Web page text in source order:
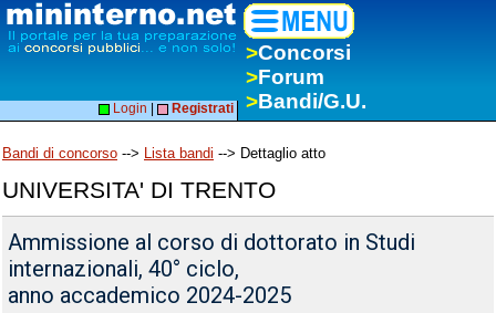
>Concorsi
>Forum
>Bandi/G.U.
Login Registrati
Bandi di concorso --> Lista bandi --> Dettaglio atto
UNIVERSITA' DI TRENTO
Ammissione al corso di dottorato in Studi
internazionali, 40° ciclo,
anno accademico 2024-2025